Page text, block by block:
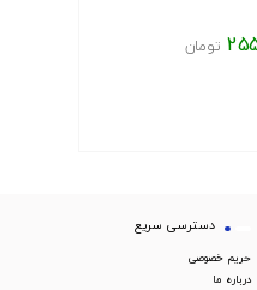
تومان
دسترسی سریع
حریم خصوصی
درباره ما